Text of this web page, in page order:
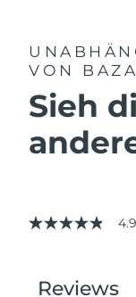
VON
Sieh
4.9
stars,
4.9